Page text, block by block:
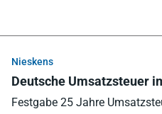
Nieskens
Deutsche Umsatzsteuer
Festgabe 25 Jahre